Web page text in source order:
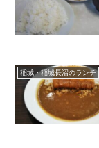
稲城・稲城長沼のランチ